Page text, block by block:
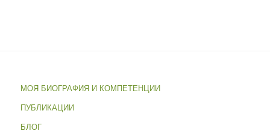
МОЯ БИОГРАФИЯ И КОМПЕТЕНЦИИ
ПУБЛИКАЦИИ
БЛОГ